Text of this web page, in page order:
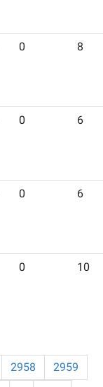
0 8
0 6
0 6
0 10
2958
2959